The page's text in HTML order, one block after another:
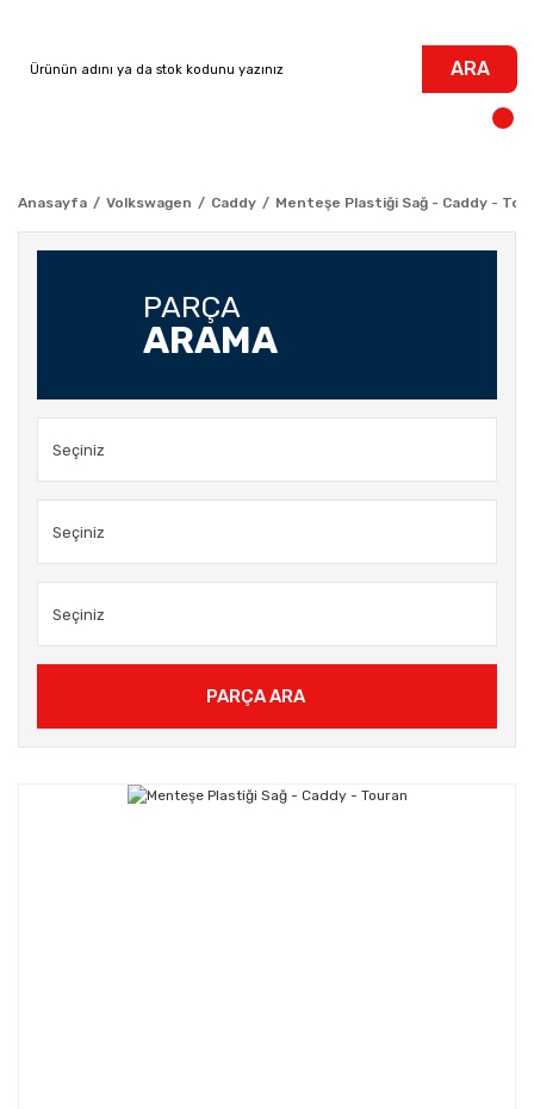
ARA
Anasayfa Volkswagen Caddy Menteşe Plastiği Sağ - Caddy -
PARÇA
ARAMA
PARÇA ARA